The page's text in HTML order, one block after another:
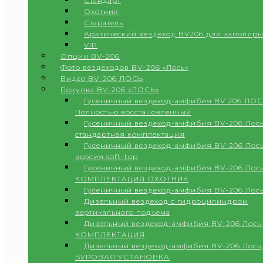
Охотник
Старатель
Арктический вездеход BV206 для
VIP
Опции BV-206
Фото вездеходов BV-206 «Лось»
Видео BV-206 ЛОСЬ
Покупка BV-206 «ЛОСЬ»
Гусеничный вездеход-амфибия BV 206
Полностью восстановленный
Гусеничный вездеход-амфибия BV-206
стандартная комплектация
Гусеничный вездеход-амфибия BV-206
версия soft-top
Гусеничный вездеход-амфибия BV-206
КОМПЛЕКТАЦИЯ ОХОТНИК
Гусеничный вездеход-амфибия BV-206 Лось
Дизельный вездеход с гидроцилиндром
вертикального подъема
Дизельный вездеход-амфибия BV-206 Лось
КОМПЛЕКТАЦИЯ
Дизельный вездеход-амфибия BV-206 Лось,
БУРОВАЯ УСТАНОВКА